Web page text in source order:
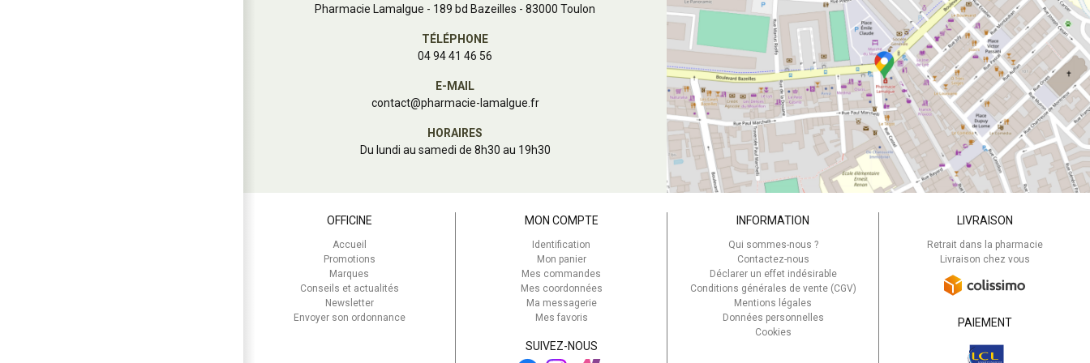
Qu’est-ce que le Limosilactobacillus
reuteri® ?
Le Limosilactobacillus reuteri® (L. reuteri) est une bactérie
probiotique naturellement présente dans le microbiote humain. Elle
participe à l’équilibre digestif et au maintien d’une flore intestinale
à BioGaia® de développer des compléments alimentaires ciblés pour
L’équilibre digestif
Le confort intestinal
Le soutien du microbiote chez le nourrisson, l’enfant et l’adulte
Pharmacie Lamalgue - 189 bd Bazeilles - 83000 Toulon
TÉLÉPHONE
04 94 41 46 56
E-MAIL
contact@pharmacie-lamalgue.fr
HORAIRES
Du lundi au samedi de 8h30 au 19h30
OFFICINE
Accueil
Promotions
Marques
Conseils et actualités
Newsletter
Envoyer son ordonnance
MON COMPTE
Identification
Mon panier
Mes commandes
Mes coordonnées
Ma messagerie
Mes favoris
SUIVEZ-NOUS
INFORMATION
Qui sommes-nous ?
Contactez-nous
Déclarer un effet indésirable
Conditions générales de vente (CGV)
Mentions légales
Données personnelles
Cookies
LIVRAISON
Retrait dans la pharmacie
Livraison chez vous
PAIEMENT